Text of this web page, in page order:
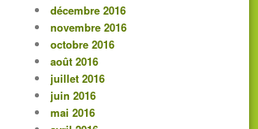
décembre 2016
novembre 2016
octobre 2016
août 2016
juillet 2016
juin 2016
mai 2016